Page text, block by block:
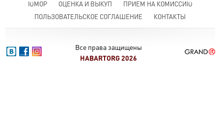
ЮМОР
ОЦЕНКА И ВЫКУП
ПРИЕМ НА КОМИССИЮ
ПОЛЬЗОВАТЕЛЬСКОЕ СОГЛАШЕНИЕ
КОНТАКТЫ
Все права защищены
HABARTORG 2026